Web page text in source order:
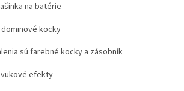
na batérie
kocky
sú farebné kocky a zásobník
efekty